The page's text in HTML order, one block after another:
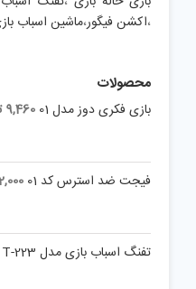
،اکشن فیگور،ماشین اسباب
محصولات
بازی فکری دوز مدل 01 9,460
فیجت ضد استرس کد 01
تفنگ اسباب بازی مدل T-223